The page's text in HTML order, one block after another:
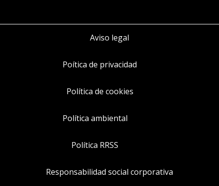
Aviso legal
Poítica de privacidad
Política de cookies
Política ambiental
Política RRSS
Responsabilidad social corporativa